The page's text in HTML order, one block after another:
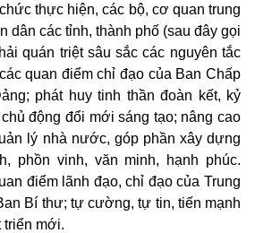
thực hiện, các bộ, cơ quan trung
dân các tỉnh, thành phố (sau đây gọi
quán triệt sâu sắc các nguyên tắc
quan điểm chỉ đạo của Ban Chấp
phát huy tinh thần đoàn kết, kỷ
động đổi mới sáng tạo; nâng cao
lý nhà nước, góp phần xây dựng
phồn vinh, văn minh, hạnh phúc.
điểm lãnh đạo, chỉ đạo của Trung
Bí thư; tự cường, tự tin, tiến mạnh
triển mới.